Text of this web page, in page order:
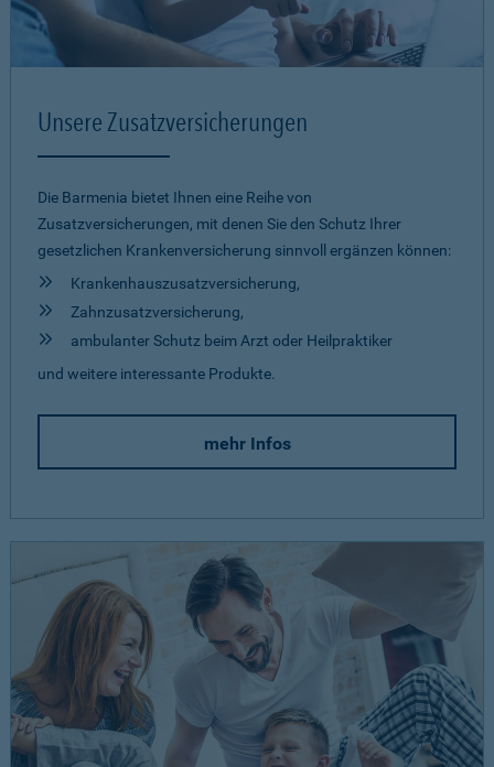
Unsere Zusatzversicherungen
Die Barmenia bietet Ihnen eine Reihe von
Zusatzversicherungen, mit denen Sie den Schutz Ihrer
gesetzlichen Krankenversicherung sinnvoll ergänzen können:
Krankenhauszusatzversicherung,
Zahnzusatzversicherung,
ambulanter Schutz beim Arzt oder Heilpraktiker
und weitere interessante Produkte.
mehr Infos